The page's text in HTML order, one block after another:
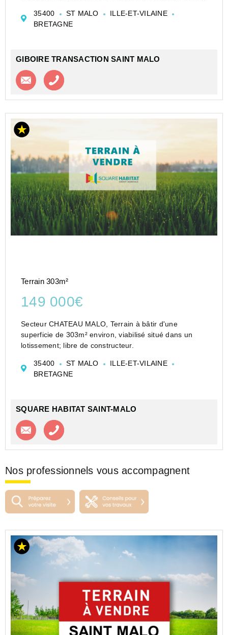
de tout recours au sein d'une petite copropriété. Ce
35400 ST MALO
ILLE-ET-VILAINE
BRETAGNE
GIBOIRE TRANSACTION SAINT MALO
Contacter l'agence
Terrain 303m²
149 000€
Secteur CHATEAU MALO, Terrain à bâtir d'une
superficie de 303m² environ, viabilisé situé dans un
lotissement; libre de constructeur.
35400 ST MALO
ILLE-ET-VILAINE
BRETAGNE
SQUARE HABITAT SAINT-MALO
Contacter l'agence
Nos professionnels vous accompagnent